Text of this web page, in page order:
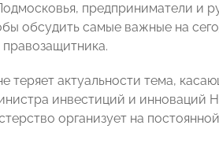
предприниматели и
обсудить самые важные на
правозащитника.
теряет актуальности тема,
инвестиций и инноваций
организует на